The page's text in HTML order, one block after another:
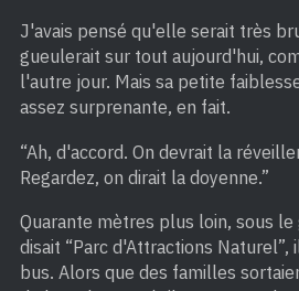
J'avais pensé qu'elle serait très
gueulerait sur tout aujourd'hui,
l'autre jour. Mais sa petite
assez surprenante, en fait.
“Ah, d'accord. On devrait la
Regardez, on dirait la doyenne.”
Quarante mètres plus loin, sous le
disait “Parc d'Attractions Naturel”,
bus. Alors que des familles